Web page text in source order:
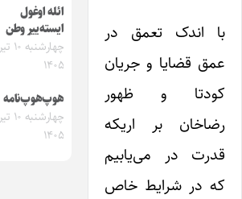
با‌ اندک تعمق در
عمق قضایا و جریان
کودتا و ظهور
رضاخان بر اریکه
قدرت در می‌یابیم
که در شرایط خاص
ائله اوغول
ایسته‌ییر وطن
چهارشنبه ۱۰ تیر
۱۴۰۵
هوپ‌هوپ‌نامه
چهارشنبه ۱۰ تیر
۱۴۰۵